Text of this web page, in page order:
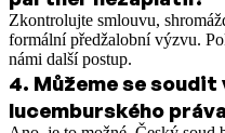
Zkontrolujte smlouvu,
formální předžalobní výzvu.
námi další postup.
4. Můžeme se soudit
lucemburského